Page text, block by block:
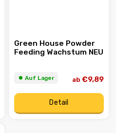
Green House Powder
Feeding Wachstum NEU
⏺︎ Auf Lager ab €9,89
Detail